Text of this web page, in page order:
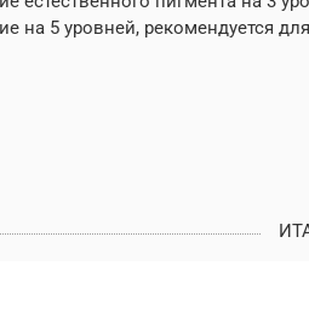
на 5 уровней, рекомендуется